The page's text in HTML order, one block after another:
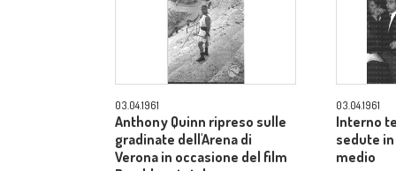
03.04.1961
Anthony Quinn ripreso sulle
gradinate dell'Arena di
Verona in occasione del film
03.04.1961
Interno
sedute
medio